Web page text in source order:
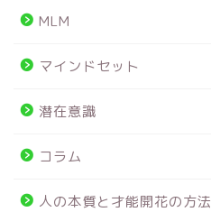
MLM
マインドセット
潜在意識
コラム
人の本質と才能開花の方法